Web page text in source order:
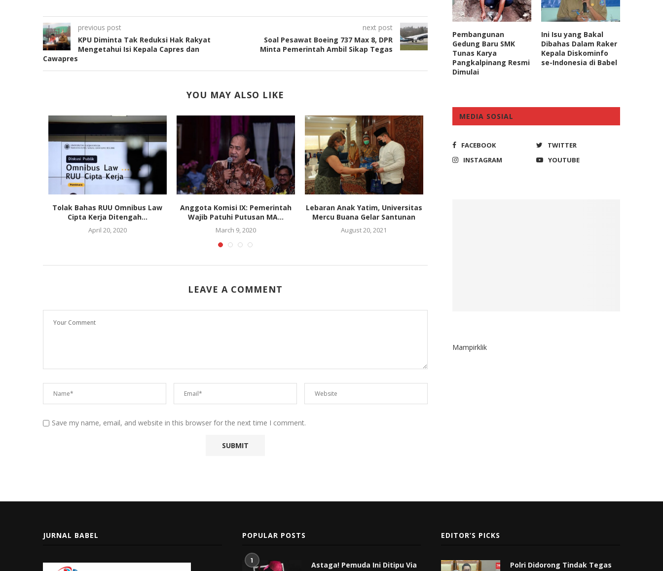
previous post
KPU Diminta Tak Reduksi Hak Rakyat
Mengetahui Isi Kepala Capres dan
Cawapres
next post
Soal Pesawat Boeing 737 Max 8, DPR
Minta Pemerintah Ambil Sikap Tegas
YOU MAY ALSO LIKE
Tolak Bahas RUU Omnibus Law
Cipta Kerja Ditengah...
April 20, 2020
Anggota Komisi IX: Pemerintah
Wajib Patuhi Putusan MA...
March 9, 2020
Lebaran Anak Yatim, Universitas
Mercu Buana Gelar Santunan
August 20, 2021
LEAVE A COMMENT
Save my name, email, and website in this browser for the next time I comment.
Pembangunan
Gedung Baru SMK
Tunas Karya
Pangkalpinang Resmi
Dimulai
Ini Isu yang Bakal
Dibahas Dalam Raker
Kepala Diskominfo
se-Indonesia di Babel
MEDIA SOSIAL
FACEBOOK
TWITTER
INSTAGRAM
YOUTUBE
Mampirklik
JURNAL BABEL POPULAR POSTS
1
Astaga! Pemuda Ini Ditipu Via
EDITOR’S PICKS
Polri Didorong Tindak Tegas